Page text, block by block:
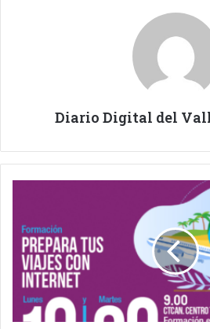
Diario Digital del
DEL
AYUNTAMIENTO,
ENSEÑÓ
VIAJAR
A